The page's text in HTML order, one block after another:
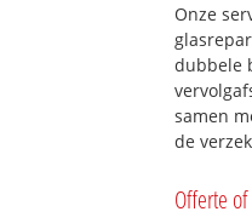
Onze
dubbele
samen
de
Offerte